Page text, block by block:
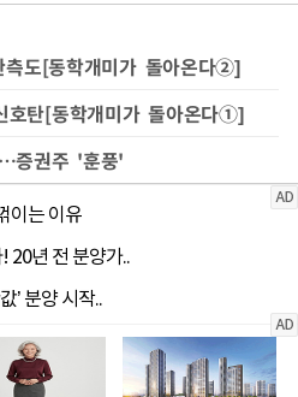
도[동학개미가 돌아온다②]
호탄[동학개미가 돌아온다①]
증권주 '훈풍'